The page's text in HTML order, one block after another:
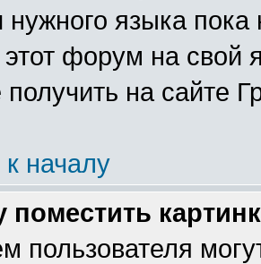
нужного языка
этот форум на
на сайте
началу
поместить
пользователя